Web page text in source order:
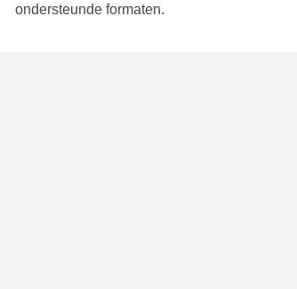
ondersteunde formaten.